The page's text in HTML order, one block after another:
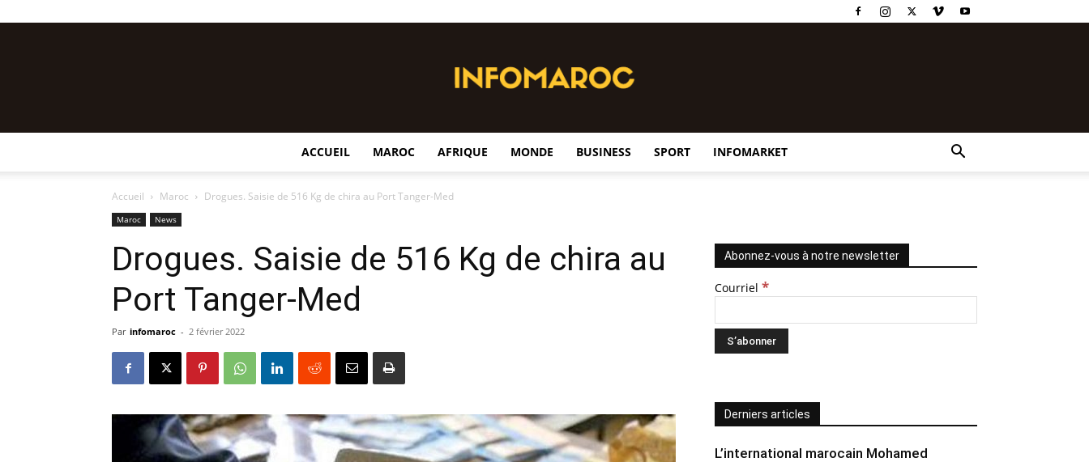
ACCUEIL MAROC AFRIQUE MONDE BUSINESS SPORT INFOMARKET
Accueil Maroc Drogues. Saisie de 516 Kg de chira au Port Tanger-Med
Maroc News
Drogues. Saisie de 516 Kg de chira au
Port Tanger-Med
Par infomaroc - 2 février 2022
Abonnez-vous à notre newsletter
Courriel *
Derniers articles
L’international marocain Mohamed